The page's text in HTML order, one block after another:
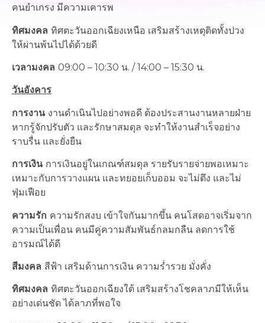
คนยำเกรง มีความเคารพ
ทิศมงคล ทิศตะวันออกเฉียงเหนือ เสริมสร้างเหตุติดทั้งปวง
ให้ผ่านพ้นไปได้ด้วยดี
เวลามงคล 09:00 – 10:30 น. / 14:00 – 15:30 น.
วันอังคาร
การงาน งานดำเนินไปอย่างพอดี ต้องประสานงานหลายฝ่าย
หากรู้จักปรับตัว และรักษาสมดุล จะทำให้งานสำเร็จอย่าง
ราบรื่น และยั่งยืน
การเงิน การเงินอยู่ในเกณฑ์สมดุล รายรับรายจ่ายพอเหมาะ
เหมาะกับการวางแผน และทยอยเก็บออม จะไม่ตึง และไม่
ฟุ่มเฟือย
ความรัก ความรักสงบ เข้าใจกันมากขึ้น คนโสดอาจเริ่มจาก
ความเป็นเพื่อน คนมีคู่ความสัมพันธ์กลมกลืน ลดการใช้
อารมณ์ได้ดี
สีมงคล สีฟ้า เสริมด้านการเงิน ความร่ำรวย มั่งคั่ง
ทิศมงคล ทิศตะวันออกเฉียงใต้ เสริมสร้างโชคลาภมีให้เห็น
อย่างเด่นชัด ได้ลาภที่พอใจ